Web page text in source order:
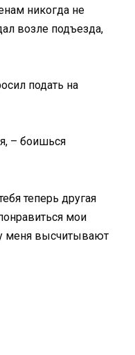
никогда не
возле подъезда,
подать на
– боишься
теперь другая
мои
меня высчитывают